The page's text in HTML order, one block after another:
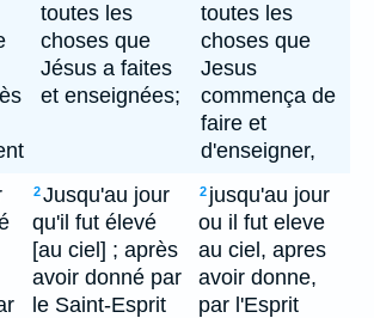
toutes les
choses que
Jésus a faites
et enseignées;
toutes les
choses que
Jesus
commença de
faire et
d'enseigner,
2Jusqu'au jour
qu'il fut élevé
[au ciel] ; après
avoir donné par
le Saint-Esprit
2 jusqu'au jour
ou il fut eleve
au ciel, apres
avoir donne,
par l'Esprit